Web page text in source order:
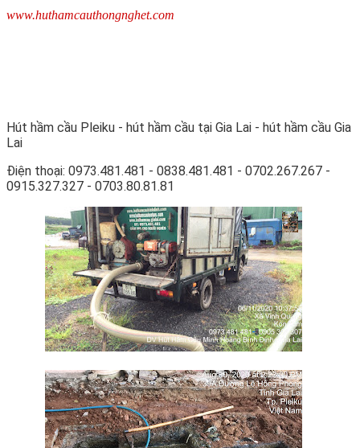
www.huthamcauthongnghet.com
Hút hầm cầu Pleiku - hút hầm cầu tại Gia Lai - hút hầm cầu Gia
Lai
Điện thoại: 0973.481.481 - 0838.481.481 - 0702.267.267 -
0915.327.327 - 0703.80.81.81